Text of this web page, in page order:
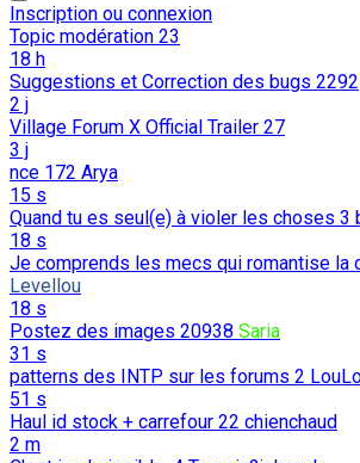
Inscription ou connexion
Topic modération 23
18 h
Suggestions et Correction des bugs 2292
2 j
Village Forum X Official Trailer 27
3 j
nce 172 Arya
15 s
Quand tu es seul(e) à violer les choses 3
18 s
Je comprends les mecs qui romantise la
Levellou
18 s
Postez des images 20938 Saria
31 s
patterns des INTP sur les forums 2
51 s
Haul id stock + carrefour 22 chienchaud
2 m